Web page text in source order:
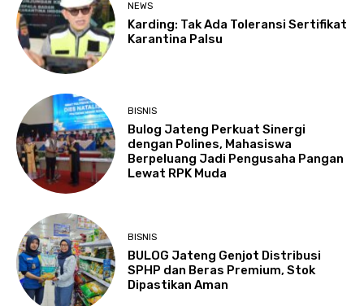
NEWS
Karding: Tak Ada Toleransi Sertifikat
Karantina Palsu
BISNIS
Bulog Jateng Perkuat Sinergi
dengan Polines, Mahasiswa
Berpeluang Jadi Pengusaha Pangan
Lewat RPK Muda
BISNIS
BULOG Jateng Genjot Distribusi
SPHP dan Beras Premium, Stok
Dipastikan Aman